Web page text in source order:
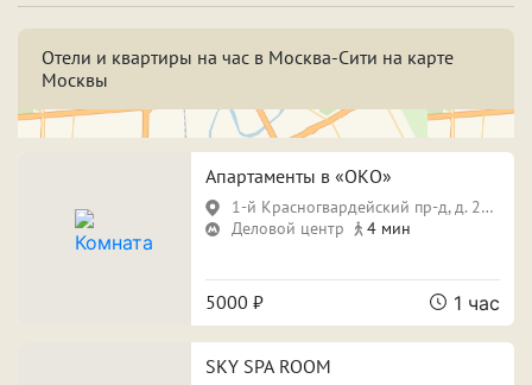
Поспать и отдохнуть
Для новобрачных
Фотосессия
Отели и квартиры на час в Москва-Сити на карте
Москвы
Апартаменты в «ОКО»
1-й Красногвардейский пр-д, д. 21, стр. 2
Деловой центр
4 мин
5000 ₽ 1 час
SKY SPA ROOM